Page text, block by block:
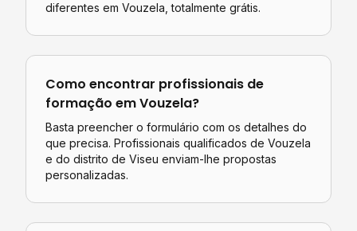
diferentes em Vouzela , totalmente grátis.
Como encontrar profissionais de
formação emVouzela?
Basta preencher o formulário com os detalhes do
que precisa. Profissionais qualificados de Vouzela
e do distrito de Viseu enviam-lhe propostas
personalizadas.